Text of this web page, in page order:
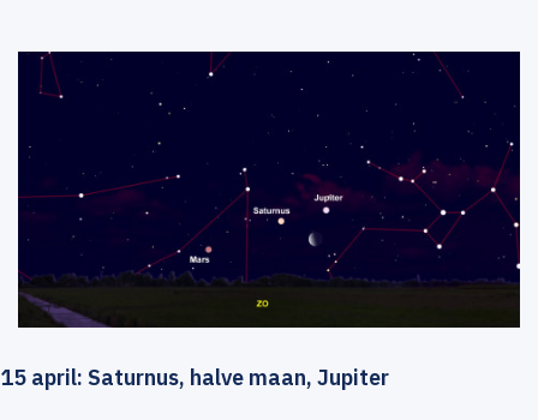
15 april: Saturnus, halve maan, Jupiter